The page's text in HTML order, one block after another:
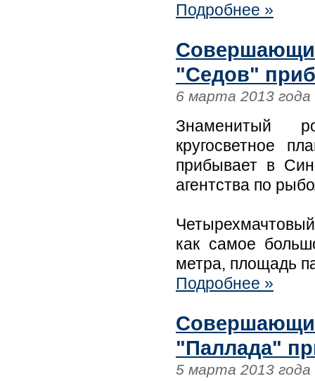
Подробнее »
"Седов"
6 марта 2013 года
Знаменитый
кругосветное
прибывает в
агентства по
как самое
метра, площадь
Подробнее »
"Паллада"
5 марта 2013 года